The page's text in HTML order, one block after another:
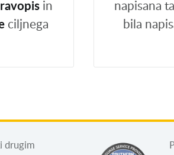
in
ciljnega
napisana
bila
drugim